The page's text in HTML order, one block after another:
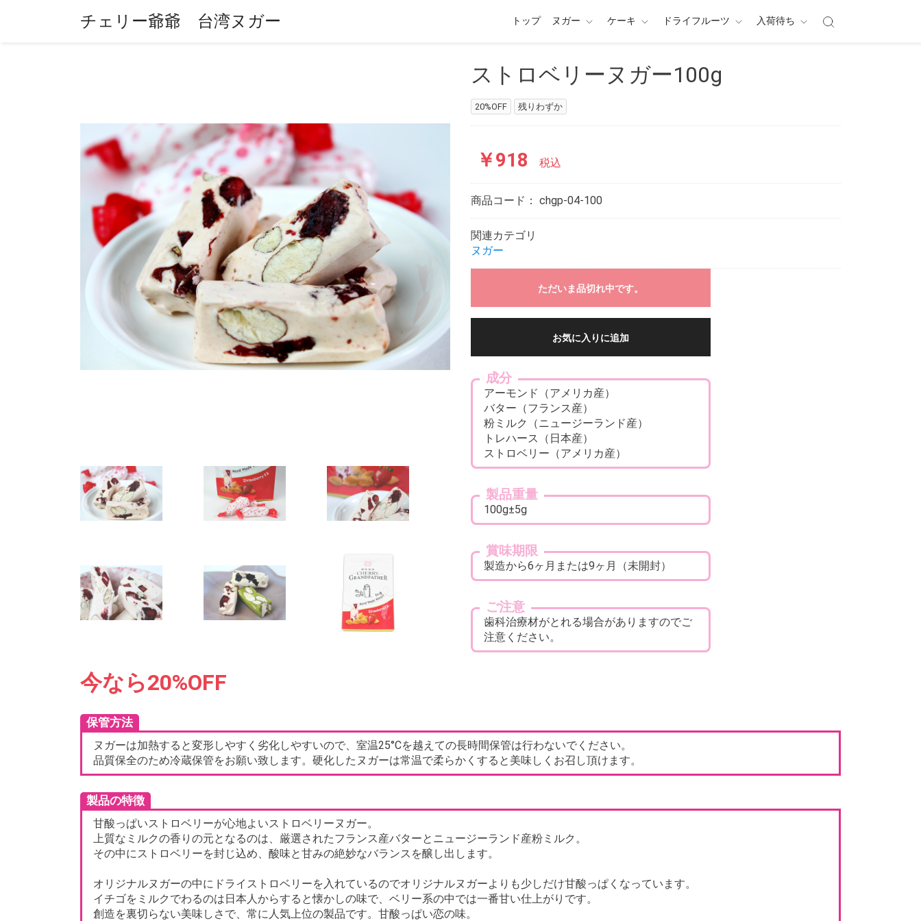
チェリー爺爺 台湾ヌガー トップ ヌガー ケーキ ドライフルーツ 入荷待ち
ストロベリーヌガー100g
20%OFF 残りわずか
￥918 税込
商品コード： chgp-04-100
関連カテゴリ
ヌガー
ただいま品切れ中です。
お買い物を続ける カートへ進む
お気に入りに追加
成分
アーモンド（アメリカ産）
バター（フランス産）
粉ミルク（ニュージーランド産）
トレハース（日本産）
ストロベリー（アメリカ産）
製品重量
100g±5g
賞味期限
製造から6ヶ月または9ヶ月（未開封）
ご注意
歯科治療材がとれる場合がありますのでご
注意ください。
今なら20%OFF
保管方法
ヌガーは加熱すると変形しやすく劣化しやすいので、室温25°Cを越えての長時間保管は行わないでください。
品質保全のため冷蔵保管をお願い致します。硬化したヌガーは常温で柔らかくすると美味しくお召し頂けます。
製品の特徴
甘酸っぱいストロベリーが心地よいストロベリーヌガー。
上質なミルクの香りの元となるのは、厳選されたフランス産バターとニュージーランド産粉ミルク。
その中にストロベリーを封じ込め、酸味と甘みの絶妙なバランスを醸し出します。
オリジナルヌガーの中にドライストロベリーを入れているのでオリジナルヌガーよりも少しだけ甘酸っぱくなっています。
イチゴをミルクでわるのは日本人からすると懐かしの味で、ベリー系の中では一番甘い仕上がりです。
創造を裏切らない美味しさで、常に人気上位の製品です。甘酸っぱい恋の味。